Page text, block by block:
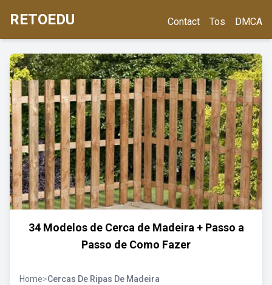
RETOEDU Contact Tos DMCA
34 Modelos de Cerca de Madeira + Passo a
Passo de Como Fazer
Home>Cercas De Ripas De Madeira